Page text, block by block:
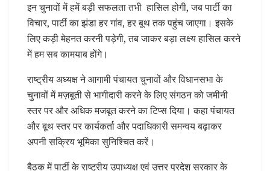
इन चुनावों में हमें बड़ी सफलता तभी हासिल होगी, जब पार्टी का
विचार, पार्टी का झंडा हर गांव, हर बूथ तक पहुंच जाएगा। इसके
लिए कड़ी मेहनत करनी पड़ेगी, तब जाकर बड़ा लक्ष्य हासिल करने
में हम सब कामयाब होंगे।
राष्ट्रीय अध्यक्ष ने आगामी पंचायत चुनावों और विधानसभा के
चुनावों में मज़बूती से भागीदारी करने के लिए संगठन को जमीनी
स्तर पर और अधिक मजबूत करने का टिप्स दिया। कहा पंचायत
और बूथ स्तर पर कार्यकर्ता और पदाधिकारी समन्वय बढ़ाकर
अपनी सक्रिय भूमिका सुनिश्चित करें।
बैठक में पार्टी के राष्ट्रीय उपाध्यक्ष एवं उत्तर प्रदेश सरकार के